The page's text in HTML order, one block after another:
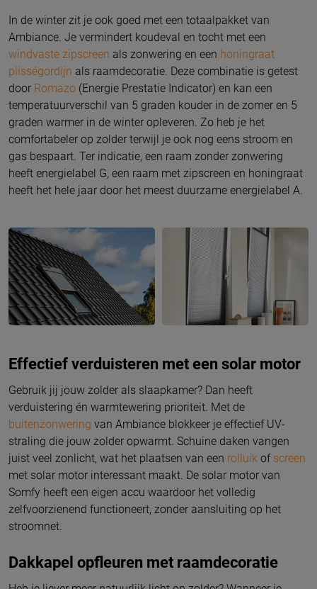
In de winter zit je ook goed met een totaalpakket van
Ambiance. Je vermindert koudeval en tocht met een
windvaste zipscreen als zonwering en een honingraat
plisségordijn als raamdecoratie. Deze combinatie is getest
door Romazo (Energie Prestatie Indicator) en kan een
temperatuurverschil van 5 graden kouder in de zomer en 5
graden warmer in de winter opleveren. Zo heb je het
comfortabeler op zolder terwijl je ook nog eens stroom en
gas bespaart. Ter indicatie, een raam zonder zonwering
heeft energielabel G, een raam met zipscreen en honingraat
heeft het hele jaar door het meest duurzame energielabel A.
Effectief verduisteren met een solar motor
Gebruik jij jouw zolder als slaapkamer? Dan heeft
verduistering én warmtewering prioriteit. Met de
buitenzonwering van Ambiance blokkeer je effectief UV-
straling die jouw zolder opwarmt. Schuine daken vangen
juist veel zonlicht, wat het plaatsen van een rolluik of screen
met solar motor interessant maakt. De solar motor van
Somfy heeft een eigen accu waardoor het volledig
zelfvoorzienend functioneert, zonder aansluiting op het
stroomnet.
Dakkapel opfleuren met raamdecoratie